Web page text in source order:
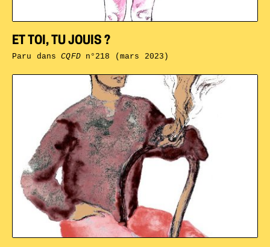
ET TOI, TU JOUIS ?
Paru dansCQFDn°218 (mars 2023)